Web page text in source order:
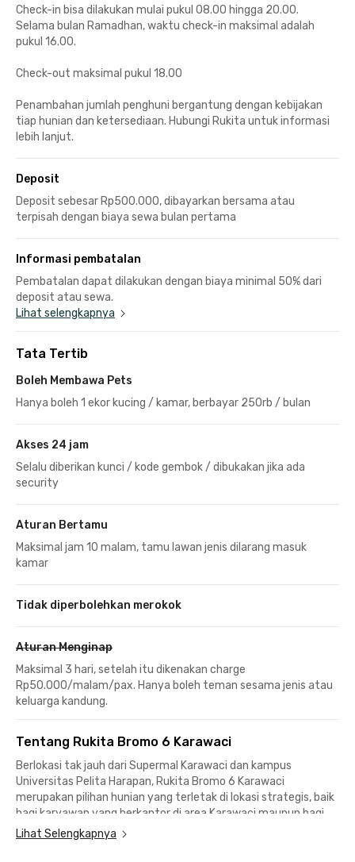
Check-in bisa dilakukan mulai pukul 08.00 hingga 20.00.
Selama bulan Ramadhan, waktu check-in maksimal adalah
pukul 16.00.
Check-out maksimal pukul 18.00
Penambahan jumlah penghuni bergantung dengan kebijakan
tiap hunian dan ketersediaan. Hubungi Rukita untuk informasi
lebih lanjut.
Deposit
Deposit sebesar Rp500.000, dibayarkan bersama atau
terpisah dengan biaya sewa bulan pertama
Informasi pembatalan
Pembatalan dapat dilakukan dengan biaya minimal 50% dari
deposit atau sewa.
Lihat selengkapnya
Tata Tertib
Boleh Membawa Pets
Hanya boleh 1 ekor kucing / kamar, berbayar 250rb / bulan
Akses 24 jam
Selalu diberikan kunci / kode gembok / dibukakan jika ada
security
Aturan Bertamu
Maksimal jam 10 malam, tamu lawan jenis dilarang masuk
kamar
Tidak diperbolehkan merokok
Aturan Menginap
Maksimal 3 hari, setelah itu dikenakan charge
Rp50.000/malam/pax. Hanya boleh teman sesama jenis atau
keluarga kandung.
Tentang Rukita Bromo 6 Karawaci
Berlokasi tak jauh dari Supermal Karawaci dan kampus
Universitas Pelita Harapan, Rukita Bromo 6 Karawaci
merupakan pilihan hunian yang terletak di lokasi strategis, baik
bagi karyawan yang berkantor di area Karawaci maupun bagi
mahasiswa UPH.
Lihat Selengkapnya